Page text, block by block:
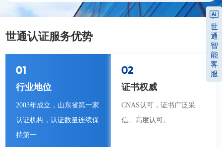
世通认证服务优势
01
行业地位
2003年成立，山东省第一家
认证机构，认证数量连续保
持第一
02
证书权威
CNAS认可，证书广泛采
信、高度认可。
世
通
智
能
客
服